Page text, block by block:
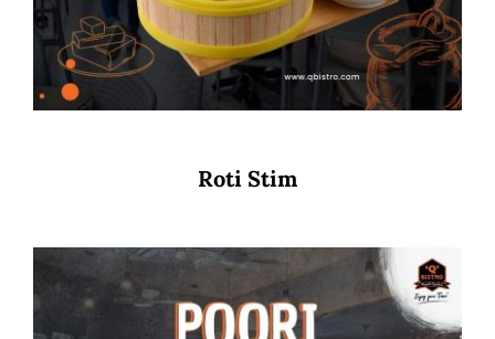
Roti Stim